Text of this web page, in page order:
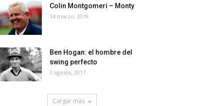
Colin Montgomeri – Monty
14 marzo, 2019
Ben Hogan: el hombre del
swing perfecto
3 agosto, 2017
Cargar más